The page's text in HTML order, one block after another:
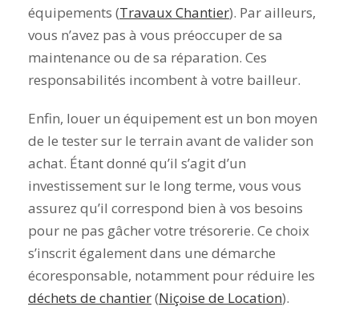
équipements (Travaux Chantier). Par ailleurs,
vous n’avez pas à vous préoccuper de sa
maintenance ou de sa réparation. Ces
responsabilités incombent à votre bailleur.
Enfin, louer un équipement est un bon moyen
de le tester sur le terrain avant de valider son
achat. Étant donné qu’il s’agit d’un
investissement sur le long terme, vous vous
assurez qu’il correspond bien à vos besoins
pour ne pas gâcher votre trésorerie. Ce choix
s’inscrit également dans une démarche
écoresponsable, notamment pour réduire les
déchets de chantier(Niçoise de Location).